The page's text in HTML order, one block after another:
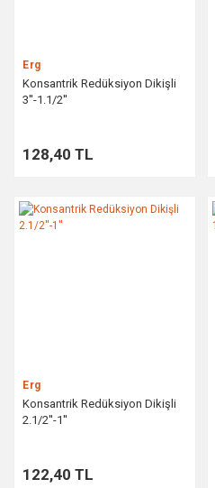
Erg
Konsantrik Redüksiyon Dikişli
3''-1.1/2''
128,40 TL
Erg
Konsantrik Redüksiyon Dikişli
2.1/2''-1''
122,40 TL